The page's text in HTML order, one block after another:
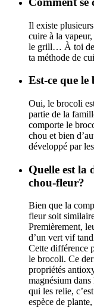
Il existe
cuire à la
le grill… À toi de
ta méthode de
Est-ce que
Oui, le brocoli
partie de la
comporte le
chou et bien
développé par
Quelle est la
chou-fleur?
Bien que la
fleur soit
Premièrement,
d’un vert vif
Cette différence
le brocoli. Ce
propriétés
magnésium
qui les relie,
espèce de